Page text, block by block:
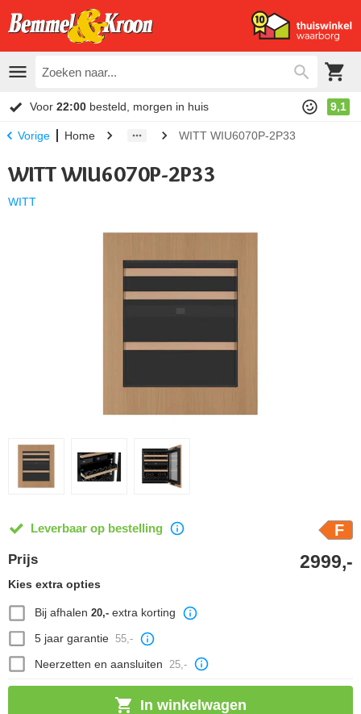
Voor 22:00 besteld, morgen in huis 9,1
Vorige Home WITT WIU6070P-2P33
WITT WIU6070P-2P33
WITT
Leverbaar op bestelling F
Prijs 2999,-
Kies extra opties
Bij afhalen 20,-extra korting
5 jaar garantie 55,-
Neerzetten en aansluiten 25,-
In winkelwagen